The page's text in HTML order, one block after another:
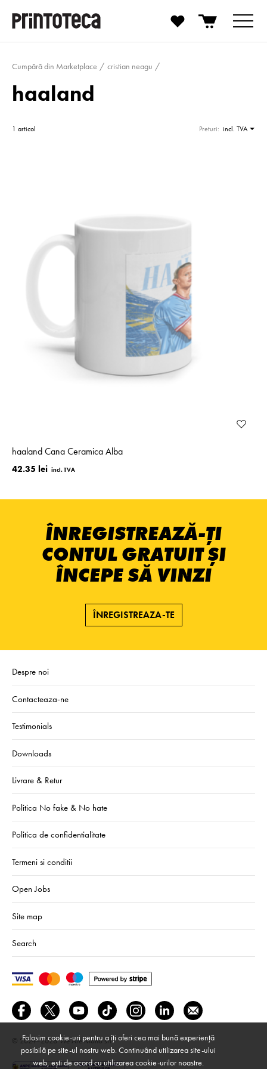
Cumpără din Marketplace cristian neagu
haaland
1 articol Preturi: incl. TVA
haaland Cana Ceramica Alba
42.35 lei
ÎNREGISTREAZĂ-ȚI
CONTUL GRATUIT ȘI
ÎNCEPE SĂ VINZI
ÎNREGISTREAZA-TE
Despre noi
Contacteaza-ne
Testimonials
Downloads
Livrare & Retur
Politica No fake & No hate
Politica de confidentialitate
Termeni si conditii
Open Jobs
Site map
Search
© 2024–2026 We Are Mono srl
Folosim cookie-uri pentru a îți oferi cea mai bună experiență
posibilă pe site-ul nostru web. Continuând utilizarea site-ului
web, ești de acord cu utilizarea cookie-urilor noastre.